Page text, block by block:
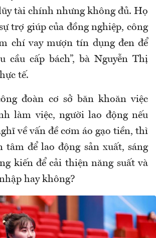
tài chính nhưng không đủ. Họ
trợ giúp của đồng nghiệp, công
chí vay mượn tín dụng đen để
cầu cấp bách”, bà Nguyễn Thị
tế.
đoàn cơ sở băn khoăn việc
làm việc, người lao động nếu
về vấn đề cơm áo gạo tiền, thì
tâm để lao động sản xuất, sáng
kiến để cải thiện năng suất và
hay không?